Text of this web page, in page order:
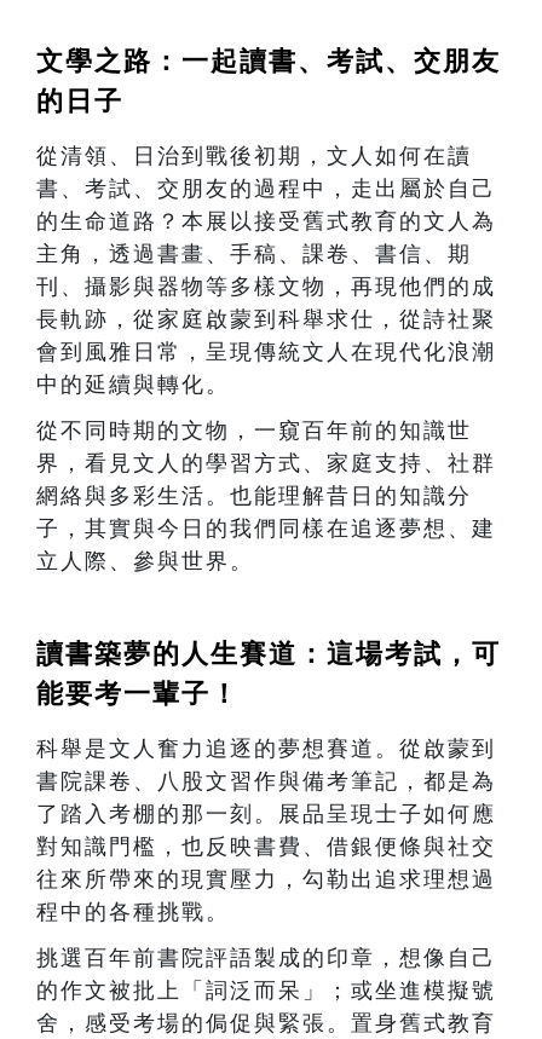
文學之路：一起讀書、考試、交朋友
的日子
從清領、日治到戰後初期，文人如何在讀
書、考試、交朋友的過程中，走出屬於自己
的生命道路？本展以接受舊式教育的文人為
主角，透過書畫、手稿、課卷、書信、期
刊、攝影與器物等多樣文物，再現他們的成
長軌跡，從家庭啟蒙到科舉求仕，從詩社聚
會到風雅日常，呈現傳統文人在現代化浪潮
中的延續與轉化。
從不同時期的文物，一窺百年前的知識世
界，看見文人的學習方式、家庭支持、社群
網絡與多彩生活。也能理解昔日的知識分
子，其實與今日的我們同樣在追逐夢想、建
立人際、參與世界。
讀書築夢的人生賽道：這場考試，可
能要考一輩子！
科舉是文人奮力追逐的夢想賽道。從啟蒙到
書院課卷、八股文習作與備考筆記，都是為
了踏入考棚的那一刻。展品呈現士子如何應
對知識門檻，也反映書費、借銀便條與社交
往來所帶來的現實壓力，勾勒出追求理想過
程中的各種挑戰。
挑選百年前書院評語製成的印章，想像自己
的作文被批上「詞泛而呆」；或坐進模擬號
舍，感受考場的侷促與緊張。置身舊式教育